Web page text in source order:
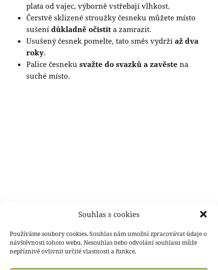
Souhlas s cookies
Používáme soubory cookies. Souhlas nám umožní zpracovávat údaje o
návštěvnosti tohoto webu. Nesouhlas nebo odvolání souhlasu může
nepříznivě ovlivnit určité vlastnosti a funkce.
plata od vajec, výborně vstřebají vlhkost.
Čerstvě sklizené stroužky česneku můžete místo
sušenídůkladně očistit a zamrazit.
Usušený česnek pomelte, tato směs vydržíaž dva
roky.
Palice česnekusvažte do svazků a zavěste na
suché místo.